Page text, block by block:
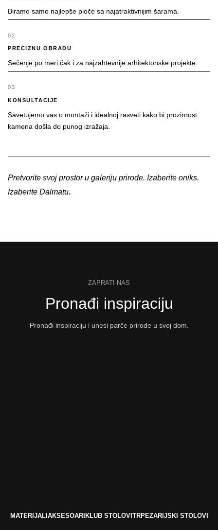
Biramo samo najlepše ploče sa najatraktivnijim šarama.
PRECIZNU OBRADU
Sečenje po meri čak i za najzahtevnije arhitektonske projekte.
KONSULTACIJE
Savetujemo vas o montaži i idealnoj rasveti kako bi prozirnost
kamena došla do punog izražaja.
Pretvorite svoj prostor u galeriju prirode. Izaberite oniks.
Izaberite Dalmatu.
ZAPRATI NAS
Pronađi inspiraciju
Pronađi inspiraciju i unesi parče prirode u svoj dom.
MATERIJALI AKSESOARI KLUB STOLOVI TRPEZARIJSKI STOLOVI